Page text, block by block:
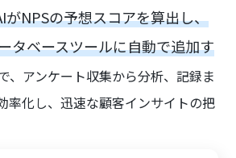
がNPSの予想スコアを算出し、
タベースツールに自動で追加す
、アンケート収集から分析、記録ま
率化し、迅速な顧客インサイトの把